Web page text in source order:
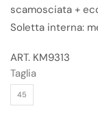
scamosciata +
Soletta interna:
ART. KM9313
Taglia
45